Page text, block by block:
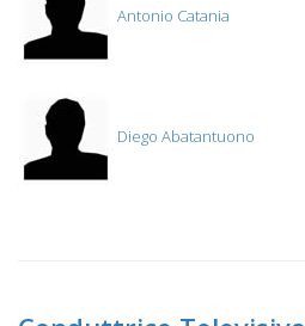
Antonio Catania
Diego Abatantuono